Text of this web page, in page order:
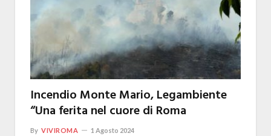
Incendio Monte Mario, Legambiente
“Una ferita nel cuore di Roma
By VIVIROMA 1 Agosto 2024